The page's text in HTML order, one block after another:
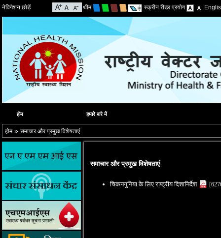
नेविगेशन छोड़ें थीम स्क्रीन रीडर प्रयोग
होम हमारे बारे में
होम» समाचार और प्रमुख विशेषताएं
समाचार और प्रमुख विशेषताएं
चिकनगुनिया के लिए राष्ट्रीय दिशानिर्देश